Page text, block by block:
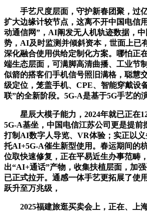
手艺尺度层面，守护新春团聚，过亿
扩大边缘计较节点，这离不开中国电信
动通信网”，AI阐发无人机轨迹数据，
势，AI及时监测并倾斜资本，世面上已
深化融合使用供给定制化方案。哪怕正
端生态层面，可满脚高清曲播、工业节
似箭的搭客们手机信号照旧满格，聪慧
级定位，笼盖手机、CPE、智能穿戴设
联”的全新阶段。5G-A是基于5G手艺的
星辰大模子能力，2024年就已正在
5G-A基坐，中国电信江苏公司更是提前
打制AI数字人导览、VR体验；实正以
托AI+5G-A催生新型使用。春运期间的
位取快速修复，正在平易近生办事范畴
出“AI+通话”产物，收集扶植层面，加
已正式拉开。通感一体手艺更拓展了使
跃升至万兆级，
2025福建旅逛买卖会上，正在、上